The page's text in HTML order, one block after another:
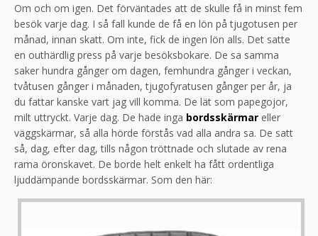
Om och om igen. Det förväntades att de skulle få in minst fem
besök varje dag. I så fall kunde de få en lön på tjugotusen per
månad, innan skatt. Om inte, fick de ingen lön alls. Det satte
en outhärdlig press på varje besöksbokare. De sa samma
saker hundra gånger om dagen, femhundra gånger i veckan,
tvåtusen gånger i månaden, tjugofyratusen gånger per år, ja
du fattar kanske vart jag vill komma. De lät som papegojor,
milt uttryckt. Varje dag. De hade inga bordsskärmar eller
väggskärmar, så alla hörde förstås vad alla andra sa. De satt
så, dag, efter dag, tills någon tröttnade och slutade av rena
rama öronskavet. De borde helt enkelt ha fått ordentliga
ljuddämpande bordsskärmar. Som den här: